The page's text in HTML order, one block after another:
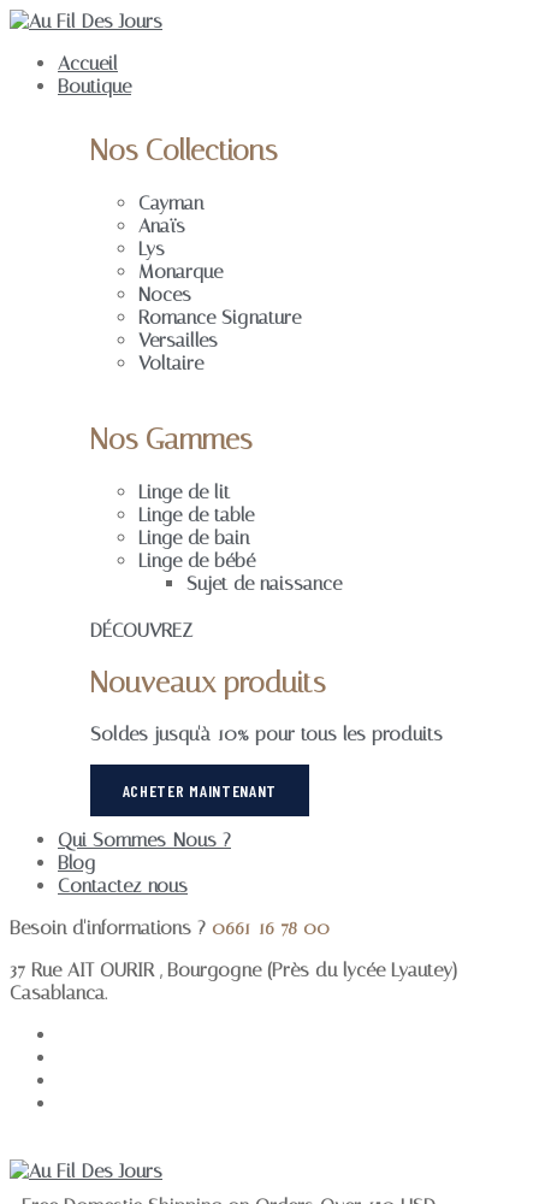
Accueil
Boutique
Nos Collections
Cayman
Anaïs
Lys
Monarque
Noces
Romance Signature
Versailles
Voltaire
Nos Gammes
Linge de lit
Linge de table
Linge de bain
Linge de bébé
Sujet de naissance
DÉCOUVREZ
Nouveaux produits
Soldes jusqu'à 10% pour tous les produits
ACHETER MAINTENANT
Qui Sommes-Nous ?
Blog
Contactez-nous
Besoin d'informations ? 0661 16 78 00
37 Rue AIT OURIR , Bourgogne (Près du lycée Lyautey)
Casablanca.